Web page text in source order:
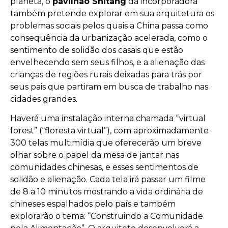
também pretende explorar em sua arquitetura os
problemas sociais pelos quais a China passa como
consequência da urbanização acelerada, como o
sentimento de solidão dos casais que estão
envelhecendo sem seus filhos, e a alienação das
crianças de regiões rurais deixadas para trás por
seus pais que partiram em busca de trabalho nas
cidades grandes.
Haverá uma instalação interna chamada “virtual
forest” (“floresta virtual”), com aproximadamente
300 telas multimídia que oferecerão um breve
olhar sobre o papel da mesa de jantar nas
comunidades chinesas, e esses sentimentos de
solidão e alienação. Cada tela irá passar um filme
de 8 a 10 minutos mostrando a vida ordinária de
chineses espalhados pelo país e também
explorarão o tema: “Construindo a Comunidade